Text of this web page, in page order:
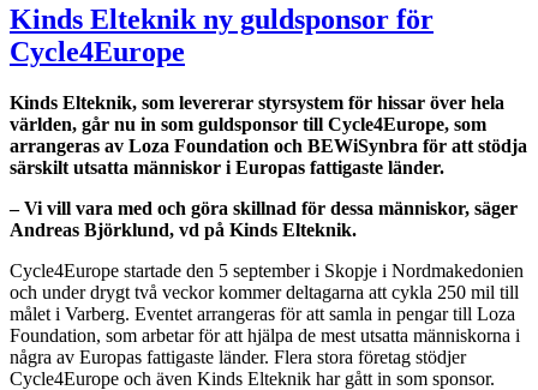
Kinds Elteknik ny guldsponsor för
Cycle4Europe
Kinds Elteknik, som levererar styrsystem för hissar över hela
världen, går nu in som guldsponsor till Cycle4Europe, som
arrangeras av Loza Foundation och BEWiSynbra för att stödja
särskilt utsatta människor i Europas fattigaste länder.
– Vi vill vara med och göra skillnad för dessa människor, säger
Andreas Björklund, vd på Kinds Elteknik.
Cycle4Europe startade den 5 september i Skopje i Nordmakedonien
och under drygt två veckor kommer deltagarna att cykla 250 mil till
målet i Varberg. Eventet arrangeras för att samla in pengar till Loza
Foundation, som arbetar för att hjälpa de mest utsatta människorna i
några av Europas fattigaste länder. Flera stora företag stödjer
Cycle4Europe och även Kinds Elteknik har gått in som sponsor.